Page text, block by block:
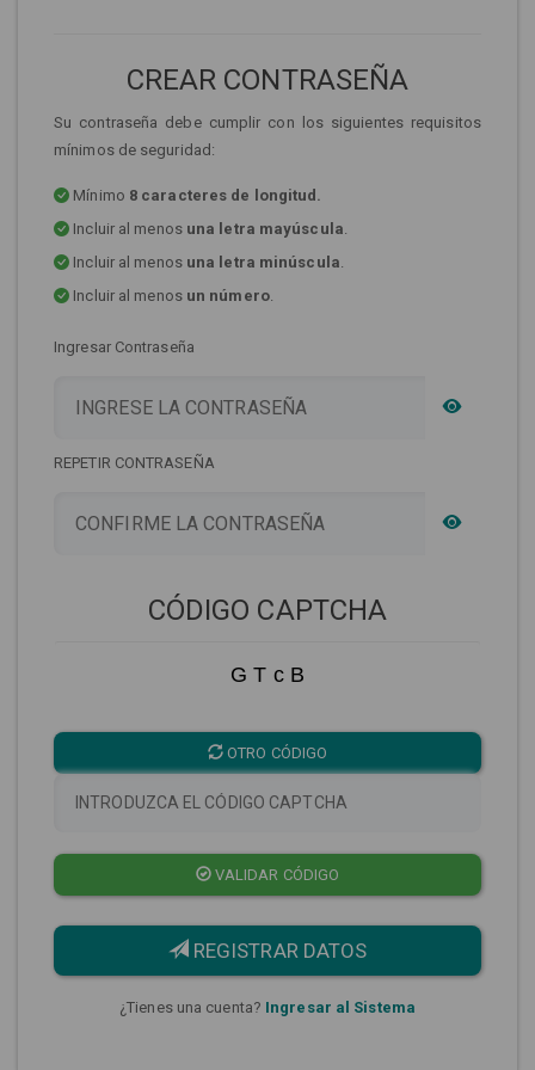
CREAR CONTRASEÑA
Su contraseña debe cumplir con los siguientes requisitos
mínimos de seguridad:
Mínimo 8 caracteres de longitud.
Incluir al menos una letra mayúscula.
Incluir al menos una letra minúscula.
Incluir al menos un número.
Ingresar Contraseña
REPETIR CONTRASEÑA
CÓDIGO CAPTCHA
G T c B
OTRO CÓDIGO
VALIDAR CÓDIGO
REGISTRAR DATOS
¿Tienes una cuenta? Ingresar al Sistema